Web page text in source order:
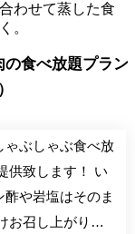
わせて蒸した食
。
の食べ放題プラン
ゃぶしゃぶ食べ放
供致します！ い
や岩塩はそのま
お召し上がりく